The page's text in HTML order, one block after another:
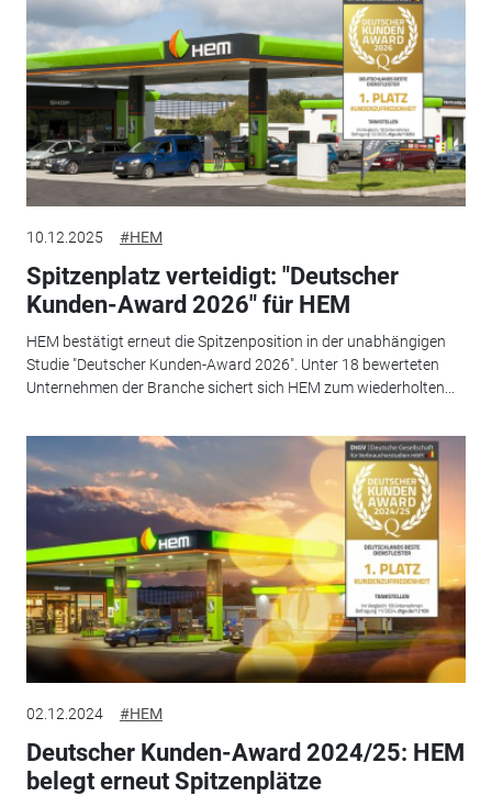
10.12.2025 #HEM
Spitzenplatz verteidigt: "Deutscher
Kunden-Award 2026" für HEM
HEM bestätigt erneut die Spitzenposition in der unabhängigen
Studie "Deutscher Kunden-Award 2026". Unter 18 bewerteten
Unternehmen der Branche sichert sich HEM zum wiederholten...
02.12.2024 #HEM
Deutscher Kunden-Award 2024/25: HEM
belegt erneut Spitzenplätze